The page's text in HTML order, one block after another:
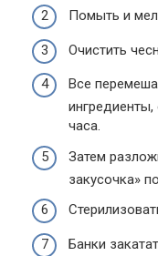
Помыть и
Очистить
Все
часа.
Затем
закусочка»
Банки